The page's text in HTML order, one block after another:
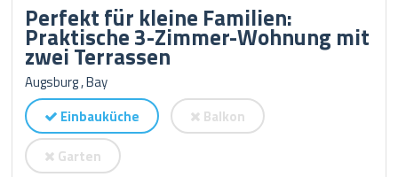
Perfekt für kleine Familien:
Praktische 3-Zimmer-Wohnung mit
zwei Terrassen
Augsburg , Bay
Einbauküche
Balkon
Garten